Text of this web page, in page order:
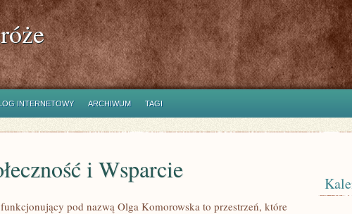
INTERNETOWY ARCHIWUM TAGI
i Wsparcie
pod nazwą Olga Komorowska to przestrzeń, które